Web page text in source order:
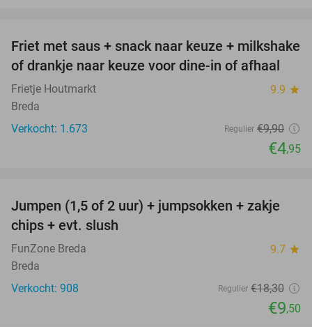
50%
Friet met saus + snack naar keuze + milkshake
of drankje naar keuze voor dine-in of afhaal
Frietje Houtmarkt 9.9 star
Breda
Verkocht: 1.673
Regulier €9,90
€4,95
48%
Jumpen (1,5 of 2 uur) + jumpsokken + zakje
chips + evt. slush
FunZone Breda 9.7 star
Breda
Verkocht: 908
Regulier €18,30
€9,50